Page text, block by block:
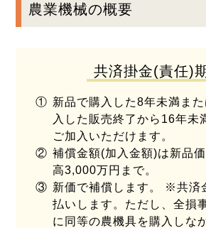
農業機械の概要
共済掛金(責任)
① 新品で購入した8年未満ま
入した販売終了から16年未
ご加入いただけます。
② 補償金額(加入金額)は新品
高3,000万円まで。
③ 新価で補償します。 ※共済
払いします。ただし、全損
に同等の農機具を購入しな